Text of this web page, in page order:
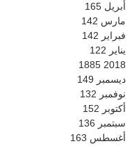
أبريل 165
مارس 142
فبراير 142
يناير 122
2018
1885
ديسمبر 149
نوفمبر 132
أكتوبر 152
سبتمبر 136
أغسطس 163